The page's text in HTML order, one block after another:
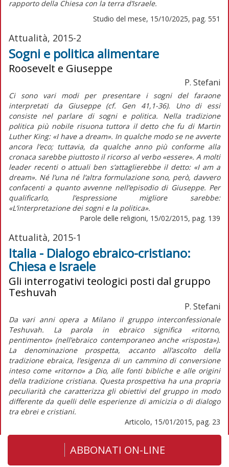
rapporto della Chiesa con la terra d’Israele.
Studio del mese, 15/10/2025, pag. 551
Attualità, 2015-2
Sogni e politica alimentare
Roosevelt e Giuseppe
P. Stefani
Ci sono vari modi per presentare i sogni del faraone
interpretati da Giuseppe (cf. Gen 41,1-36). Uno di essi
consiste nel parlare di sogni e politica. Nella tradizione
politica più nobile risuona tuttora il detto che fu di Martin
Luther King: «I have a dream». In qualche modo se ne avverte
ancora l’eco; tuttavia, da qualche anno più conforme alla
cronaca sarebbe piuttosto il ricorso al verbo «essere». A molti
leader recenti o attuali ben s’attaglierebbe il detto: «I am a
dream». Né l’una né l’altra formulazione sono, però, davvero
confacenti a quanto avvenne nell’episodio di Giuseppe. Per
qualificarlo, l’espressione migliore sarebbe:
«L’interpretazione dei sogni e la politica».
Parole delle religioni, 15/02/2015, pag. 139
Attualità, 2015-1
Italia - Dialogo ebraico-cristiano:
Chiesa e Israele
Gli interrogativi teologici posti dal gruppo
Teshuvah
P. Stefani
Da vari anni opera a Milano il gruppo interconfessionale
Teshuvah. La parola in ebraico significa «ritorno,
pentimento» (nell’ebraico contemporaneo anche «risposta»).
La denominazione prospetta, accanto all’ascolto della
tradizione ebraica, l’esigenza di un cammino di conversione
inteso come «ritorno» a Dio, alle fonti bibliche e alle origini
della tradizione cristiana. Questa prospettiva ha una propria
peculiarità che caratterizza gli obiettivi del gruppo in modo
differente da quelli delle esperienze di amicizia o di dialogo
tra ebrei e cristiani.
Articolo, 15/01/2015, pag. 23
ABBONATI ON-LINE